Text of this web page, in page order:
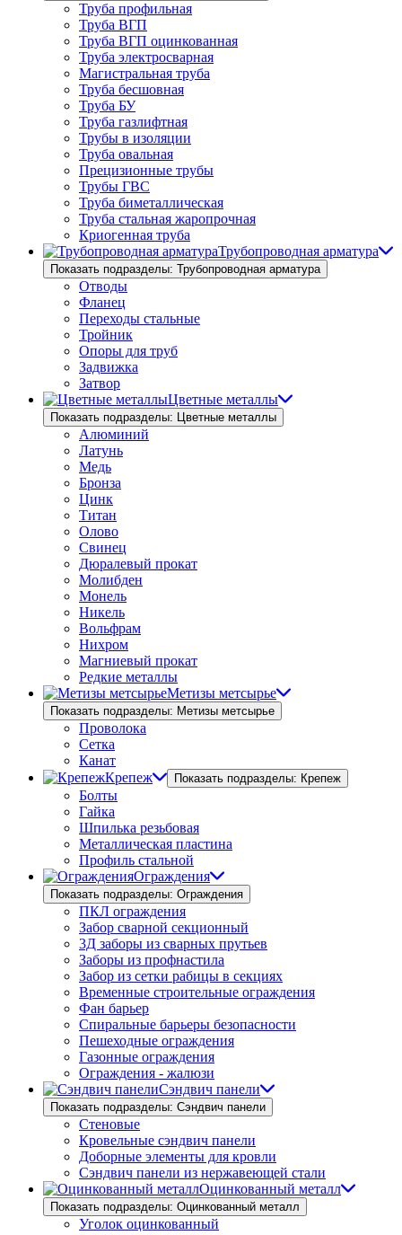
Труба профильная
Труба ВГП
Труба ВГП оцинкованная
Труба электросварная
Магистральная труба
Труба бесшовная
Труба БУ
Труба газлифтная
Трубы в изоляции
Труба овальная
Прецизионные трубы
Трубы ГВС
Труба биметаллическая
Труба стальная жаропрочная
Криогенная труба
Трубопроводная арматура
Показать подразделы: Трубопроводная арматура
Отводы
Фланец
Переходы стальные
Тройник
Опоры для труб
Задвижка
Затвор
Цветные металлы
Показать подразделы: Цветные металлы
Алюминий
Латунь
Медь
Бронза
Цинк
Титан
Олово
Свинец
Дюралевый прокат
Молибден
Монель
Никель
Вольфрам
Нихром
Магниевый прокат
Редкие металлы
Метизы метсырье
Показать подразделы: Метизы метсырье
Проволока
Сетка
Канат
Крепеж
Показать подразделы: Крепеж
Болты
Гайка
Шпилька резьбовая
Металлическая пластина
Профиль стальной
Ограждения
Показать подразделы: Ограждения
ПКЛ ограждения
Забор сварной секционный
3Д заборы из сварных прутьев
Заборы из профнастила
Забор из сетки рабицы в секциях
Временные строительные ограждения
Фан барьер
Спиральные барьеры безопасности
Пешеходные ограждения
Газонные ограждения
Ограждения - жалюзи
Сэндвич панели
Показать подразделы: Сэндвич панели
Стеновые
Кровельные сэндвич панели
Доборные элементы для кровли
Сэндвич панели из нержавеющей стали
Оцинкованный металл
Показать подразделы: Оцинкованный металл
Уголок оцинкованный